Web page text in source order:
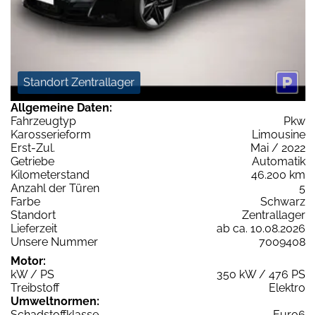
Standort Zentrallager
Allgemeine Daten:
Fahrzeugtyp
Pkw
Karosserieform
Limousine
Erst-Zul.
Mai / 2022
Getriebe
Automatik
Kilometerstand
46.200 km
Anzahl der Türen
5
Farbe
Schwarz
Standort
Zentrallager
Lieferzeit
ab ca. 10.08.2026
Unsere Nummer
7009408
Motor:
kW / PS
350 kW / 476 PS
Treibstoff
Elektro
Umweltnormen: